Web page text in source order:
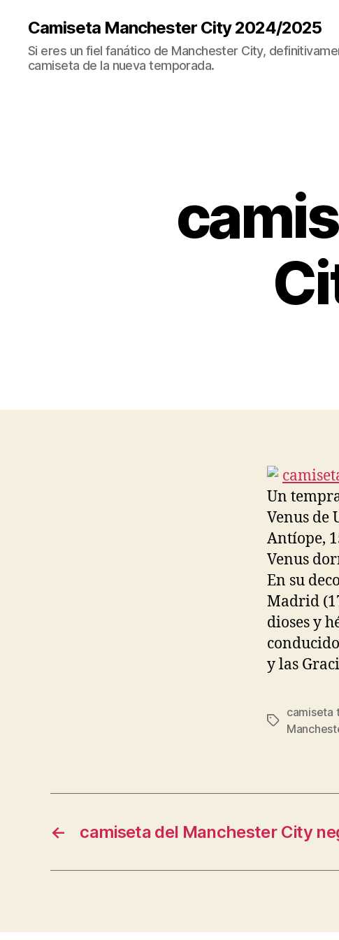
Camiseta Manchester City 2024/2025
Si eres un fiel fanático de Manchester City,
camiseta de la nueva temporada.
Un
Venus de
Antíope,
Venus
En su
Madrid
dioses y
y las
Etiquetas
camiseta
← camiseta del Manchester City